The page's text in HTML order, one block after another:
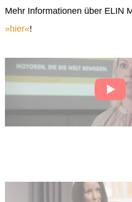
Mehr Informationen über ELIN
hier !